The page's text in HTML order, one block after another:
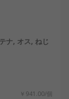
ナ, オス, ねじ
￥941.00/個